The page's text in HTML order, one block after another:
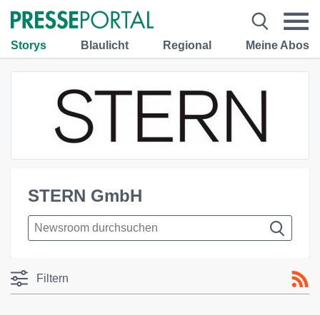
Storys Blaulicht Regional Meine Abos
STERN GmbH
Filtern